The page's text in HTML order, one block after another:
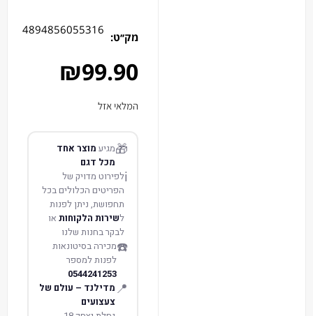
מק׳׳ט:
4894856055316
₪99.90
המלאי אזל
🎁מגיע מוצר אחד
מכל דגם
ℹ️לפירוט מדויק של
הפריטים הכלולים בכל
תחפושת, ניתן לפנות
לשירות הלקוחות או
לבקר בחנות שלנו
☎️מכירה בסיטונאות
לפנות למספר
0544241253
📍 מדילנד – עולם של
צעצועים